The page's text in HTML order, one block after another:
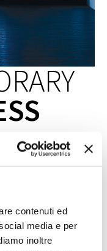
contenuti ed
media e per
inoltre
da nossa filosofia de
o poder da matéria e
e nossa fonte de
tecnologia exclusivos,
pesquisa contínua.
a ser vivido todos os dias
casa.